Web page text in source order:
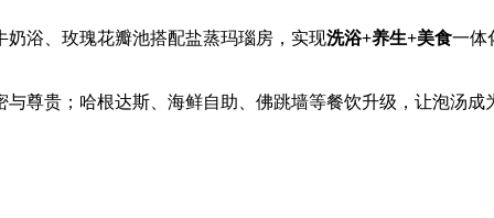
浴、玫瑰花瓣池搭配盐蒸玛瑙房，实现洗浴+养生+美食一体
尊贵；哈根达斯、海鲜自助、佛跳墙等餐饮升级，让泡汤成